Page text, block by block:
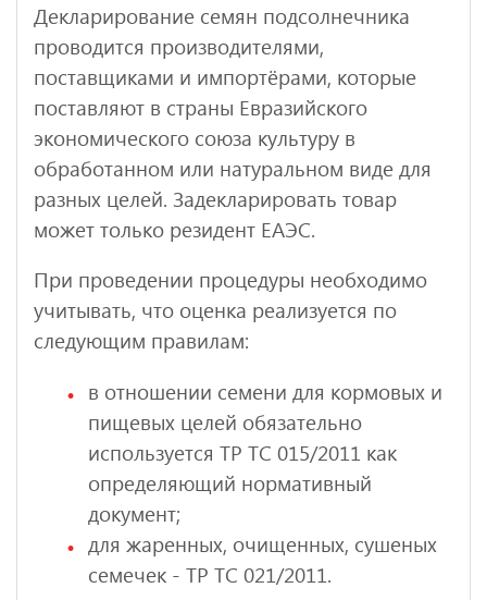
Декларирование семян подсолнечника
проводится производителями,
поставщиками и импортёрами, которые
поставляют в страны Евразийского
экономического союза культуру в
обработанном или натуральном виде для
разных целей. Задекларировать товар
может только резидент ЕАЭС.
При проведении процедуры необходимо
учитывать, что оценка реализуется по
следующим правилам:
в отношении семени для кормовых и
пищевых целей обязательно
используется ТР ТС 015/2011 как
определяющий нормативный
документ;
для жаренных, очищенных, сушеных
семечек - ТР ТС 021/2011.